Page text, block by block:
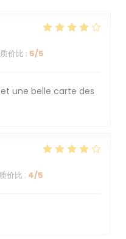
质价比 : 5/5
une belle carte des
质价比 : 4/5